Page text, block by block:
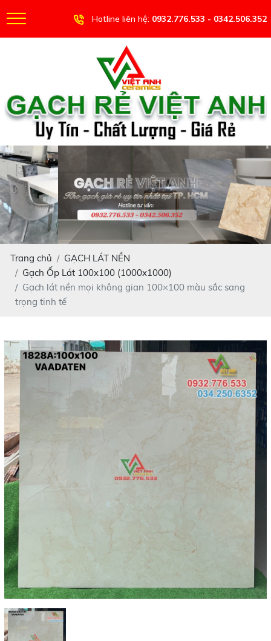
Hotline liên hệ: 0932.776.533 - 0342.506.352
Trang chủ
GẠCH LÁT NỀN
Gạch Ốp Lát 100x100 (1000x1000)
Gạch lát nền mọi không gian 100×100 màu sắc sang
trọng tinh tế